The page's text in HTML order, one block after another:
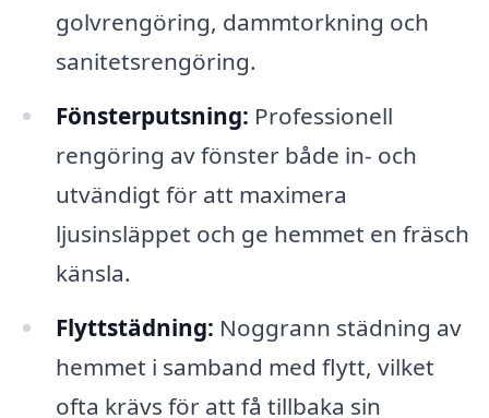
golvrengöring, dammtorkning och
sanitetsrengöring.
Fönsterputsning: Professionell
rengöring av fönster både in- och
utvändigt för att maximera
ljusinsläppet och ge hemmet en fräsch
känsla.
Flyttstädning: Noggrann städning av
hemmet i samband med flytt, vilket
ofta krävs för att få tillbaka sin